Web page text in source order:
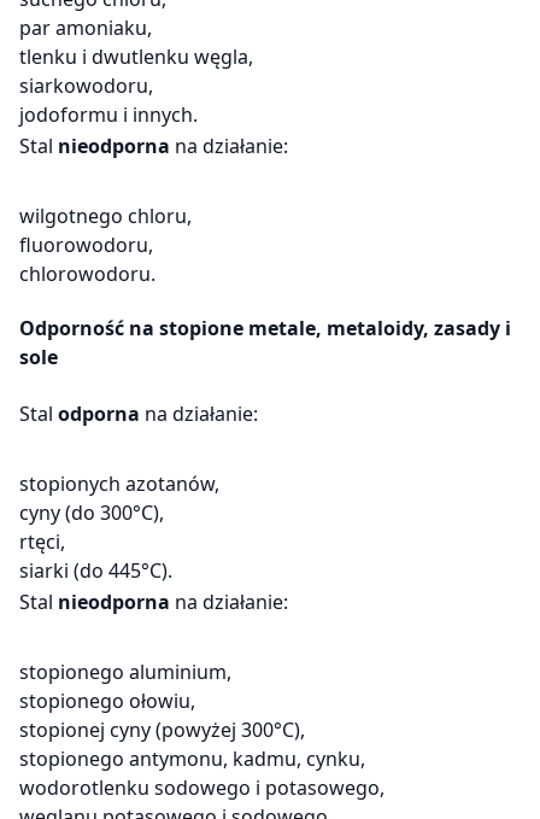
par amoniaku,
tlenku i dwutlenku węgla,
siarkowodoru,
jodoformu i innych.
Stal nieodporna na działanie:
wilgotnego chloru,
fluorowodoru,
chlorowodoru.
Odporność na stopione metale, metaloidy, zasady i
sole
Stal odporna na działanie:
stopionych azotanów,
cyny (do 300°C),
rtęci,
siarki (do 445°C).
Stal nieodporna na działanie:
stopionego aluminium,
stopionego ołowiu,
stopionej cyny (powyżej 300°C),
stopionego antymonu, kadmu, cynku,
wodorotlenku sodowego i potasowego,